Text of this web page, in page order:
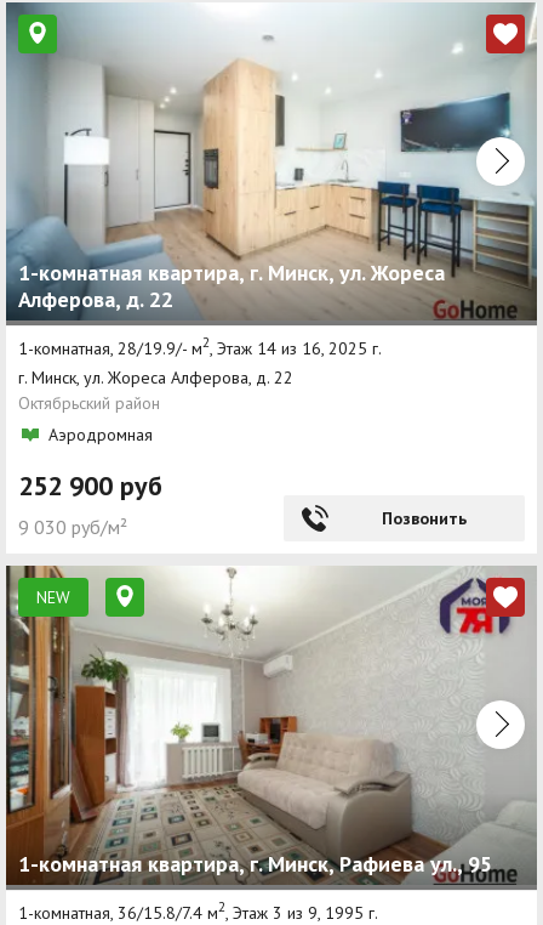
1-комнатная квартира, г. Минск, ул. Жореса
Алферова, д. 22
1-комнатная, 28/19.9/- м2, Этаж 14 из 16, 2025 г.
г. Минск, ул. Жореса Алферова, д. 22
Октябрьский район
Аэродромная
252 900 руб
9 030 руб/м² Позвонить
NEW
1-комнатная квартира, г. Минск, Рафиева ул., 95
1-комнатная, 36/15.8/7.4 м2 , Этаж 3 из 9, 1995 г.